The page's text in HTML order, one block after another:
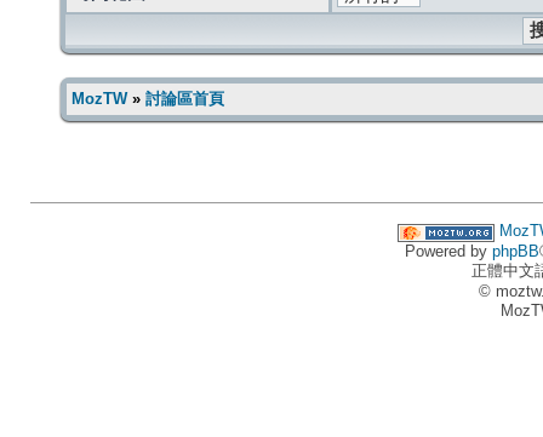
MozTW» 討論區首頁
Powered by phpBB
正體中文
©